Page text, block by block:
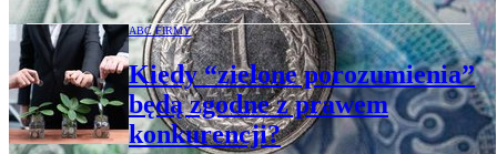
ABC FIRMY
Kiedy “zielone porozumienia”
będą zgodne z prawem
konkurencji?